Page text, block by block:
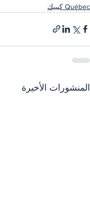
Québec كيبيك
المنشورات الأخيرة